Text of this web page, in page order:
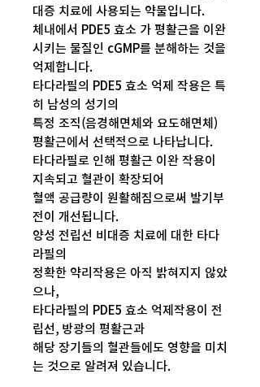
대증 치료에 사용되는 약물입니다.
체내에서 PDE5 효소 가 평활근을 이완
시키는 물질인 cGMP를 분해하는 것을
억제합니다.
타다라필의 PDE5 효소 억제 작용은 특
히 남성의 성기의
특정 조직(음경해면체와 요도해면체)
평활근에서 선택적으로 나타납니다.
타다라필로 인해 평활근 이완 작용이
지속되고 혈관이 확장되어
혈액 공급량이 원활해짐으로써 발기부
전이 개선됩니다.
양성 전립선 비대증 치료에 대한 타다
라필의
정확한 약리작용은 아직 밝혀지지 않았
으나,
타다라필의 PDE5 효소 억제작용이 전
립선, 방광의 평활근과
해당 장기들의 혈관들에도 영향을 미치
는 것으로 알려져 있습니다.